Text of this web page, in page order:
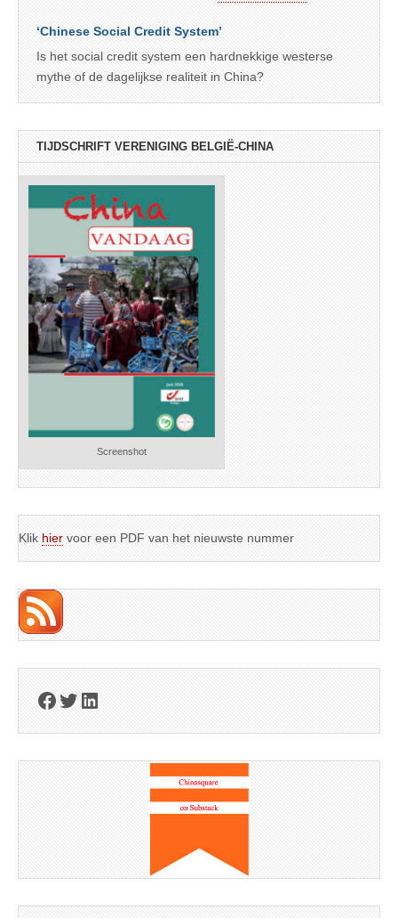
‘Chinese Social Credit System’
Is het social credit system een hardnekkige westerse
mythe of de dagelijkse realiteit in China?
TIJDSCHRIFT VERENIGING BELGIË-CHINA
Screenshot
Klik hier voor een PDF van het nieuwste nummer
Facebook
Twitter
LinkedIn